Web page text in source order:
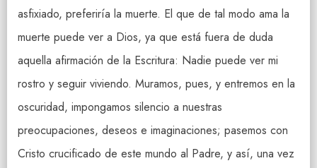
asfixiado, preferiría la muerte. El que de tal modo ama la
muerte puede ver a Dios, ya que está fuera de duda
aquella afirmación de la Escritura: Nadie puede ver mi
rostro y seguir viviendo. Muramos, pues, y entremos en la
oscuridad, impongamos silencio a nuestras
preocupaciones, deseos e imaginaciones; pasemos con
Cristo crucificado de este mundo al Padre, y así, una vez